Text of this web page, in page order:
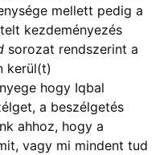
mellett pedig a
kezdeményezés
sorozat rendszerint a
kerül(t)
hogy Iqbal
a beszélgetés
ahhoz, hogy a
vagy mi mindent tud